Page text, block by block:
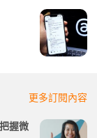
更多訂閱內容
握微